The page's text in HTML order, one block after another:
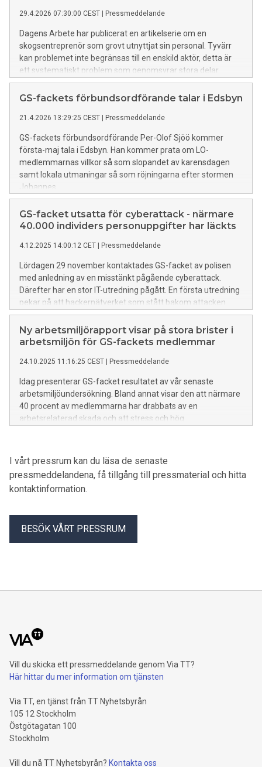
29.4.2026 07:30:00 CEST | Pressmeddelande
Dagens Arbete har publicerat en artikelserie om en
skogsentreprenör som grovt utnyttjat sin personal. Tyvärr
kan problemet inte begränsas till en enskild aktör, detta är
ett systematiskt problem som genomsyrar stora delar
skogsbranschen. De med störst ansvar för att komma
tillrätta med problemet är skogsbolagen som köper
GS-fackets förbundsordförande talar i Edsbyn
21.4.2026 13:29:25 CEST | Pressmeddelande
GS-fackets förbundsordförande Per-Olof Sjöö kommer
första-maj tala i Edsbyn. Han kommer prata om LO-
medlemmarnas villkor så som slopandet av karensdagen
samt lokala utmaningar så som röjningarna efter stormen
Johannes.
GS-facket utsatta för cyberattack - närmare
40.000 individers personuppgifter har läckts
4.12.2025 14:00:12 CET | Pressmeddelande
Lördagen 29 november kontaktades GS-facket av polisen
med anledning av en misstänkt pågående cyberattack.
Därefter har en stor IT-utredning pågått. En första utredning
pekar på att hackernätverket som stått bakom attacken
hämtat ut en betydande mängd data från våra servrar,
därför betraktar vi våra medlemmars personuppgifter som
läckta. GS-facket uppmanar sina medlemmar att iaktta
Ny arbetsmiljörapport visar på stora brister i
arbetsmiljön för GS-fackets medlemmar
24.10.2025 11:16:25 CEST | Pressmeddelande
Idag presenterar GS-facket resultatet av vår senaste
arbetsmiljöundersökning. Bland annat visar den att närmare
40 procent av medlemmarna har drabbats av en
arbetsrelaterad skada och att stress och hög
systematiska arbetsmiljöarbetet. GS-facket kräver åtgärder
för en trygg arbetsmiljö för våra medlemmar.
I vårt pressrum kan du läsa de senaste
pressmeddelandena, få tillgång till pressmaterial och hitta
kontaktinformation.
BESÖK VÅRT PRESSRUM
Vill du skicka ett pressmeddelande genom Via TT?
Här hittar du mer information om tjänsten
Via TT, en tjänst från TT Nyhetsbyrån
105 12 Stockholm
Östgötagatan 100
Stockholm
Vill du nå TT Nyhetsbyrån? Kontakta oss